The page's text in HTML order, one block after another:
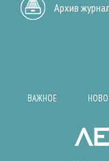
Архив
ВАЖНОЕ